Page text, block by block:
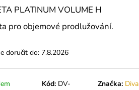
PLATINUM VOLUME H
pro objemové prodlužování.
doručit do: 7.8.2026
Kód: DV-
Značka: Diva